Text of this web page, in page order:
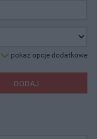
pokaż opcje dodatkowe
DODAJ